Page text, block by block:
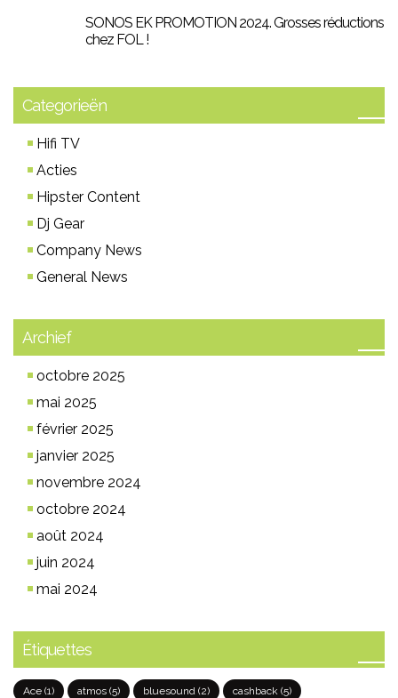
SONOS EK PROMOTION 2024. Grosses réductions
chez FOL !
Categorieën
Hifi TV
Acties
Hipster Content
Dj Gear
Company News
General News
Archief
octobre 2025
mai 2025
février 2025
janvier 2025
novembre 2024
octobre 2024
août 2024
juin 2024
mai 2024
Étiquettes
Ace (1) atmos (5) bluesound (2) cashback (5)